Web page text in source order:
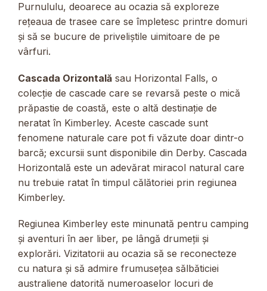
Purnululu, deoarece au ocazia să exploreze
rețeaua de trasee care se împletesc printre domuri
și să se bucure de priveliștile uimitoare de pe
vârfuri.
Cascada Orizontală sau Horizontal Falls, o
colecție de cascade care se revarsă peste o mică
prăpastie de coastă, este o altă destinație de
neratat în Kimberley. Aceste cascade sunt
fenomene naturale care pot fi văzute doar dintr-o
barcă; excursii sunt disponibile din Derby. Cascada
Horizontală este un adevărat miracol natural care
nu trebuie ratat în timpul călătoriei prin regiunea
Kimberley.
Regiunea Kimberley este minunată pentru camping
și aventuri în aer liber, pe lângă drumeții și
explorări. Vizitatorii au ocazia să se reconecteze
cu natura și să admire frumusețea sălbăticiei
australiene datorită numeroaselor locuri de